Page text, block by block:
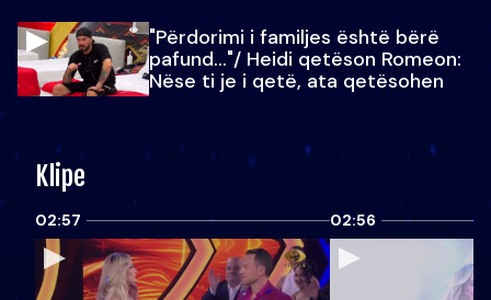
"Përdorimi i familjes është bërë
pafund…"/ Heidi qetëson Romeon:
Nëse ti je i qetë, ata qetësohen
Klipe
02:57 02:56